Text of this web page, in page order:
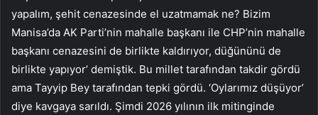
yapalım, şehit cenazesinde el uzatmamak ne? Bizim
Manisa’da AK Parti’nin mahalle başkanı ile CHP’nin mahalle
başkanı cenazesini de birlikte kaldırıyor, düğününü de
birlikte yapıyor’ demiştik. Bu millet tarafından takdir gördü
ama Tayyip Bey tarafından tepki gördü. ‘Oylarımız düşüyor’
diye kavgaya sarıldı. Şimdi 2026 yılının ilk mitinginde